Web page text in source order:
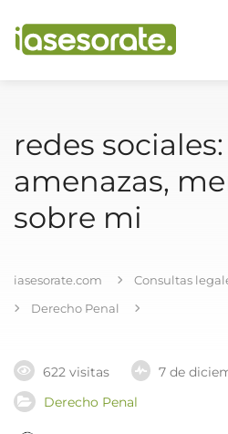
redes
amenazas,
sobre mi
iasesorate.com
Consultas
Derecho Penal
622 visitas
7 de
Derecho Penal